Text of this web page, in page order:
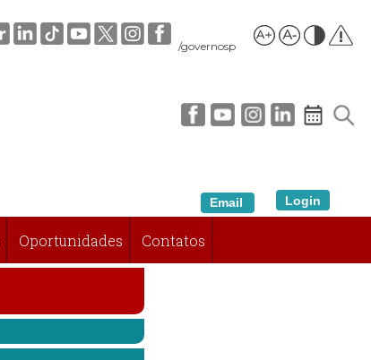
/governosp
Email
Oportunidades Contatos
Login